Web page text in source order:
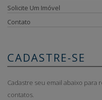
Solicite Um Imóvel
Contato
CADASTRE-SE
Cadastre seu email abaixo para
contatos.